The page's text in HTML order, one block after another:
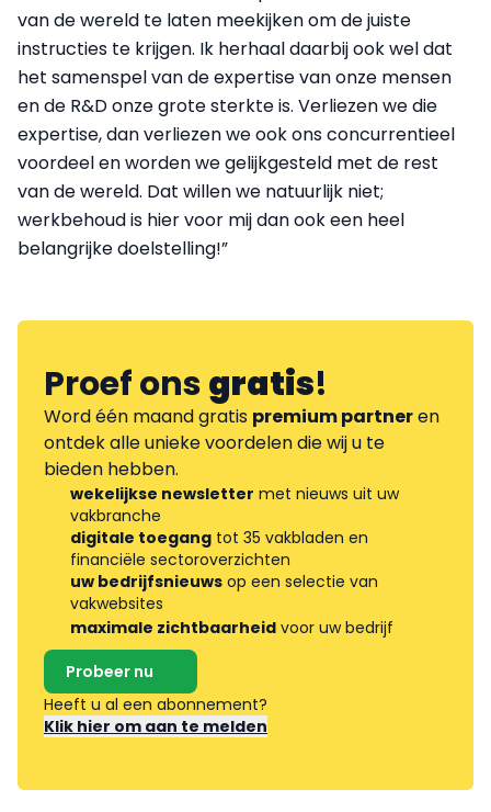
van de wereld te laten meekijken om de juiste
instructies te krijgen. Ik herhaal daarbij ook wel dat
het samenspel van de expertise van onze mensen
en de R&D onze grote sterkte is. Verliezen we die
expertise, dan verliezen we ook ons concurrentieel
voordeel en worden we gelijkgesteld met de rest
van de wereld. Dat willen we natuurlijk niet;
werkbehoud is hier voor mij dan ook een heel
belangrijke doelstelling!”
Proef onsgratis!
Word één maand gratis premium partneren
ontdek alle unieke voordelen die wij u te
bieden hebben.
wekelijkse newsletter met nieuws uit uw
vakbranche
digitale toegang tot 35 vakbladen en
financiële sectoroverzichten
uw bedrijfsnieuws op een selectie van
vakwebsites
maximale zichtbaarheid voor uw bedrijf
Probeer nu
Heeft u al een abonnement?
Klik hier om aan te melden